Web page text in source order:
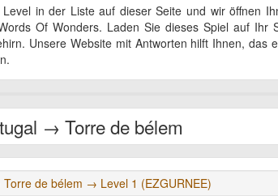
in der Liste auf dieser Seite und wir öffnen
Of Wonders. Laden Sie dieses Spiel auf Ihr
Unsere Website mit Antworten hilft Ihnen, das
→ Torre de bélem
de bélem → Level 1 (EZGURNEE)